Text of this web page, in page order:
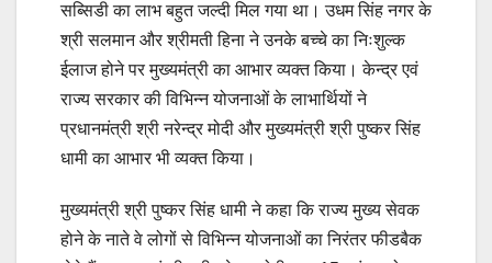
सब्सिडी का लाभ बहुत जल्दी मिल गया था। उधम सिंह नगर के
श्री सलमान और श्रीमती हिना ने उनके बच्चे का निःशुल्क
ईलाज होने पर मुख्यमंत्री का आभार व्यक्त किया। केन्द्र एवं
राज्य सरकार की विभिन्न योजनाओं के लाभार्थियों ने
प्रधानमंत्री श्री नरेन्द्र मोदी और मुख्यमंत्री श्री पुष्कर सिंह
धामी का आभार भी व्यक्त किया।
मुख्यमंत्री श्री पुष्कर सिंह धामी ने कहा कि राज्य मुख्य सेवक
होने के नाते वे लोगों से विभिन्न योजनाओं का निरंतर फीडबैक